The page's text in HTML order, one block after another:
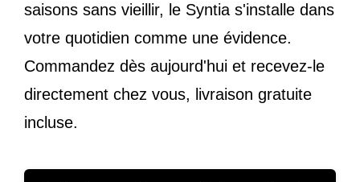
saisons sans vieillir, le Syntia s'installe dans
votre quotidien comme une évidence.
Commandez dès aujourd'hui et recevez-le
directement chez vous, livraison gratuite
incluse.